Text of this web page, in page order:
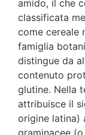
amido, il che
classificata
come cereale
famiglia
distingue da
contenuto
glutine. Nella
attribuisce il
origine latina)